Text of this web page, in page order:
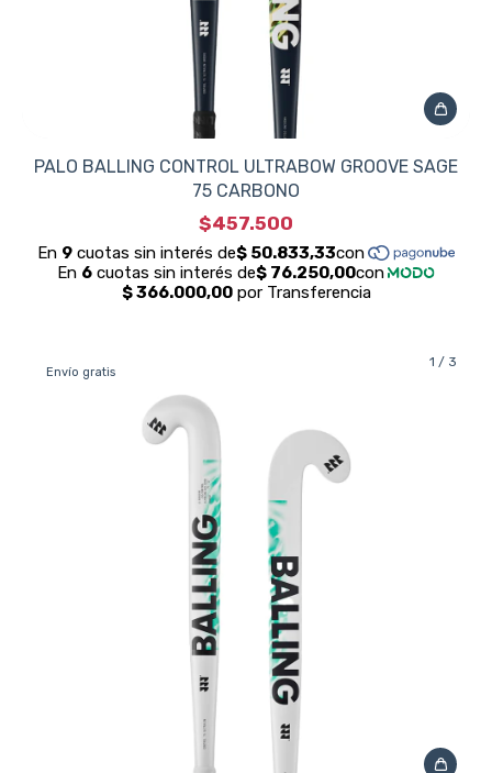
PALO BALLING CONTROL ULTRABOW GROOVE SAGE
75 CARBONO
$457.500
1 / 3
Envío gratis